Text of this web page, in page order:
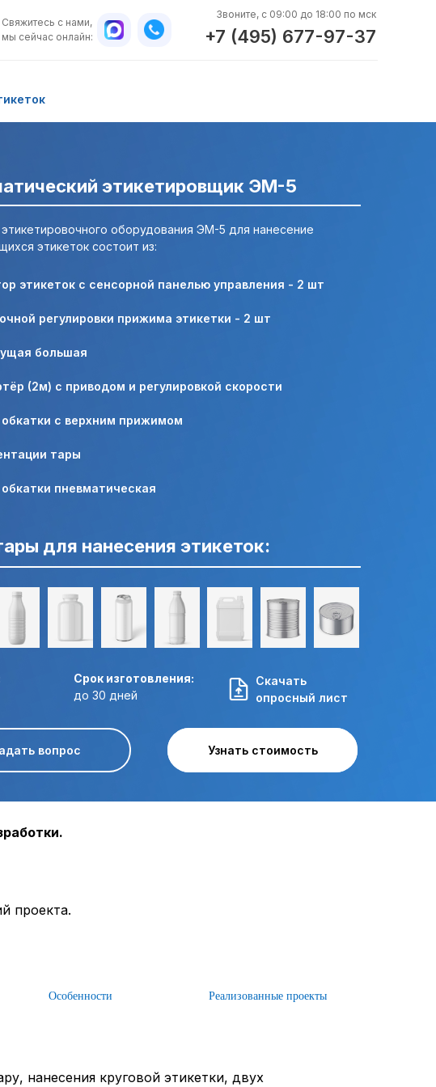
Звоните, с 09:00 до 18:00 по мск
+7 (495) 677-97-37
вопрос в WhatsApp
с нами,
Свяжитесь с нами,
мы сейчас онлайн:
Скачать
опросный лист
оборудования ЭМ-5 для нанесение
этикеток состоит из:
Срок изготовления:
до 30 дней
этикеток с сенсорной панелью управления - 2 шт
регулировки прижима этикетки - 2 шт
большая
этикетировщик ЭМ-5
для нанесения этикеток:
вопрос Узнать стоимость
Узнать стоимость
(2м) с приводом и регулировкой скорости
с верхним прижимом
тары
пневматическая
проекта.
Особенности Реализованные проекты
нанесения круговой этикетки, двух